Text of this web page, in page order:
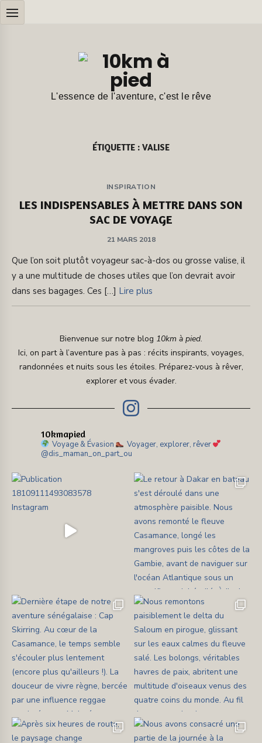
Aller
L'essence de l'aventure, c'est le rêve
ÉTIQUETTE : VALISE
INSPIRATION
LES INDISPENSABLES À METTRE DANS SON
SAC DE VOYAGE
PUBLIÉ
21 MARS 2018
Que l’on soit plutôt voyageur sac-à-dos ou grosse valise, il
y a une multitude de choses utiles que l’on devrait avoir
dans ses bagages. Ces […] Lire plus
Bienvenue sur notre blog 10km à pied.
Ici, on part à l’aventure pas à pas : récits inspirants, voyages,
randonnées et nuits sous les étoiles. Préparez-vous à rêver,
explorer et vous évader.
10kmapied
Voyage & Évasion
Voyager, explorer, rêver
@dis_maman_on_part_ou